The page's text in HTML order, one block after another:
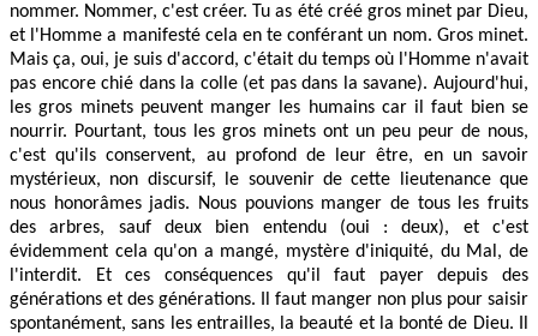
nommer. Nommer, c'est créer. Tu as été créé gros minet par Dieu,
et l'Homme a manifesté cela en te conférant un nom. Gros minet.
Mais ça, oui, je suis d'accord, c'était du temps où l'Homme n'avait
pas encore chié dans la colle (et pas dans la savane). Aujourd'hui,
les gros minets peuvent manger les humains car il faut bien se
nourrir. Pourtant, tous les gros minets ont un peu peur de nous,
c'est qu'ils conservent, au profond de leur être, en un savoir
mystérieux, non discursif, le souvenir de cette lieutenance que
nous honorâmes jadis. Nous pouvions manger de tous les fruits
des arbres, sauf deux bien entendu (oui : deux), et c'est
évidemment cela qu'on a mangé, mystère d'iniquité, du Mal, de
l'interdit. Et ces conséquences qu'il faut payer depuis des
générations et des générations. Il faut manger non plus pour saisir
spontanément, sans les entrailles, la beauté et la bonté de Dieu. Il